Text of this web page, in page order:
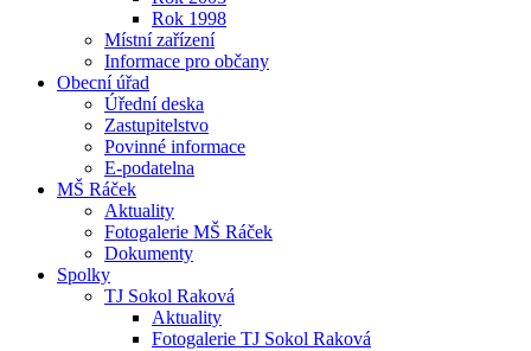
Rok 1998
Místní zařízení
Informace pro občany
Obecní úřad
Úřední deska
Zastupitelstvo
Povinné informace
E-podatelna
MŠ Ráček
Aktuality
Fotogalerie MŠ Ráček
Dokumenty
Spolky
TJ Sokol Raková
Aktuality
Fotogalerie TJ Sokol Raková